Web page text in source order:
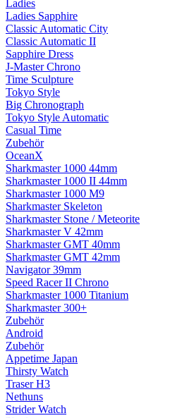
Ladies
Ladies Sapphire
Classic Automatic City
Classic Automatic II
Sapphire Dress
J-Master Chrono
Time Sculpture
Tokyo Style
Big Chronograph
Tokyo Style Automatic
Casual Time
Zubehör
OceanX
Sharkmaster 1000 44mm
Sharkmaster 1000 II 44mm
Sharkmaster 1000 M9
Sharkmaster Skeleton
Sharkmaster Stone / Meteorite
Sharkmaster V 42mm
Sharkmaster GMT 40mm
Sharkmaster GMT 42mm
Navigator 39mm
Speed Racer II Chrono
Sharkmaster 1000 Titanium
Sharkmaster 300+
Zubehör
Android
Zubehör
Appetime Japan
Thirsty Watch
Traser H3
Nethuns
Strider Watch